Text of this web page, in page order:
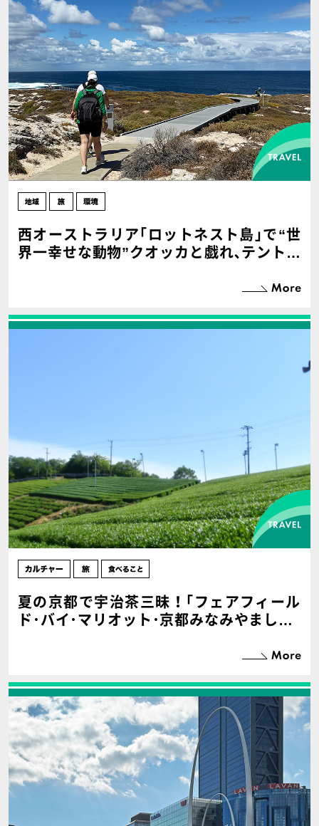
西オーストラリア｢ロットネスト島｣で“世
界一幸せな動物”クオッカと戯れ､テントリ
夏の京都で宇治茶三昧！｢フェアフィール
ド･バイ･マリオット･京都みなみやましろ｣